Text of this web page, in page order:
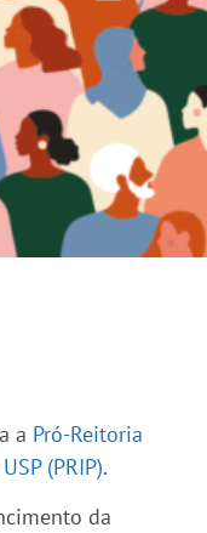
a Pró-Reitoria
(PRIP).
da